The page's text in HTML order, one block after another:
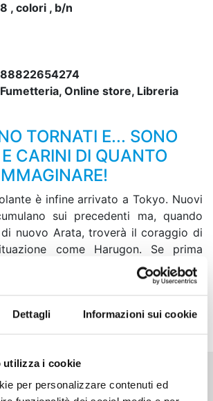
Dettagli Informazioni sui cookie
utilizza i cookie
per personalizzare contenuti ed
, colori , b/n
Fumetteria, Online store, Libreria
TORNATI E... SONO
CARINI DI QUANTO
è infine arrivato a Tokyo. Nuovi
sui precedenti ma, quando
di nuovo Arata, troverà il coraggio di
come Harugon. Se prima
si sentiva in vantaggio grazie
ora una ferita infertale dal nemico
in pericolo... Come si comporterà